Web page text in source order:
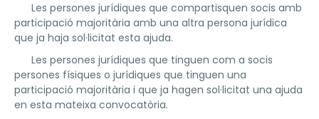
­ Les persones jurídiques que compartisquen socis amb
participació majoritària amb una altra persona jurídica
que ja haja sol·licitat esta ajuda.
­ Les persones jurídiques que tinguen com a socis
persones físiques o jurídiques que tinguen una
participació majoritària i que ja hagen sol·licitat una ajuda
en esta mateixa convocatòria.